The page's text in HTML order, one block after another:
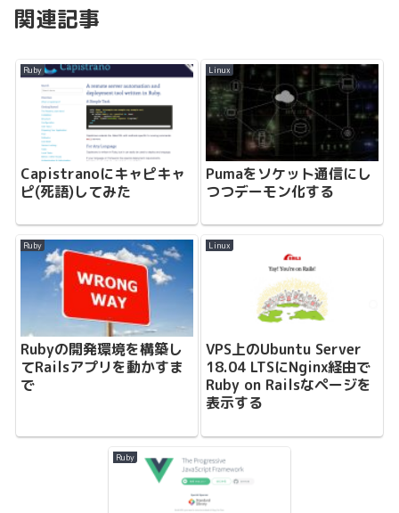
関連記事
Ruby
Capistranoにキャピキャ
ピ(死語)してみた
Linux
Pumaをソケット通信にし
つつデーモン化する
Ruby
Rubyの開発環境を構築し
てRailsアプリを動かすま
で
Linux
VPS上のUbuntu Server
18.04 LTSにNginx経由で
Ruby on Railsなページを
表示する
Ruby